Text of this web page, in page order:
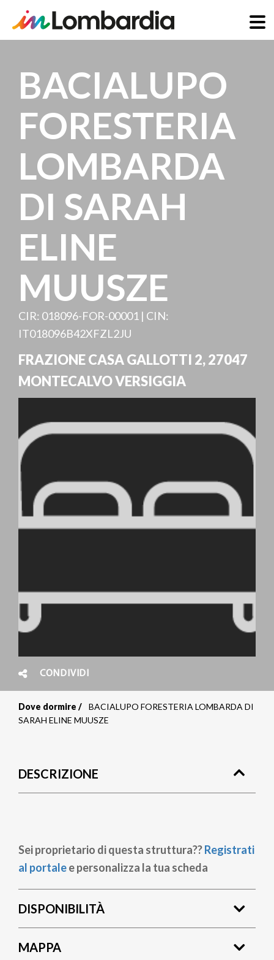
contenuto
principale
BACIALUPO
FORESTERIA
LOMBARDA
DI SARAH
ELINE
MUUSZE
CIR: 018096-FOR-00001 | CIN:
IT018096B42XFZL2JU
FRAZIONE CASA GALLOTTI 2,27047
MONTECALVO VERSIGGIA
CONDIVIDI
Briciole
pane
Dove dormire
BACIALUPO FORESTERIA LOMBARDA DI
SARAH ELINE MUUSZE
DESCRIZIONE
Sei proprietario di questa struttura??Registrati
al portalee personalizza la tua scheda
DISPONIBILITÀ
MAPPA